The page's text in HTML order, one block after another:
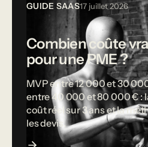
GUIDE SAAS17 juillet 2026
Combien coûte
pour une PME ?
MVP entre 12 000 et 30
entre 40 000 et 80 000 € :
coût réel sur 3 ans et la
les devis.